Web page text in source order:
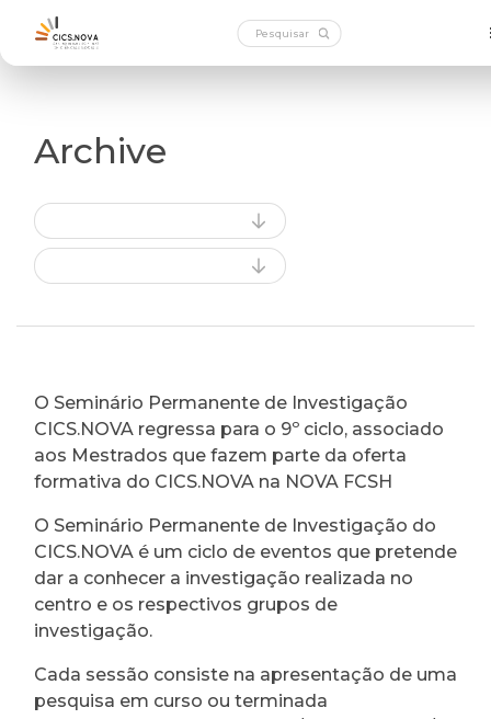
Archive
O Seminário Permanente de Investigação
CICS.NOVA regressa para o 9º ciclo, associado
aos Mestrados que fazem parte da oferta
formativa do CICS.NOVA na NOVA FCSH
O Seminário Permanente de Investigação do
CICS.NOVA é um ciclo de eventos que pretende
dar a conhecer a investigação realizada no
centro e os respectivos grupos de
investigação.
Cada sessão consiste na apresentação de uma
pesquisa em curso ou terminada